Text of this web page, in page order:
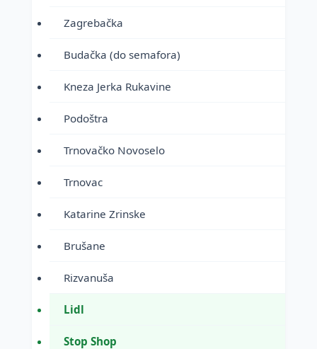
Zagrebačka
Budačka (do semafora)
Kneza Jerka Rukavine
Podoštra
Trnovačko Novoselo
Trnovac
Katarine Zrinske
Brušane
Rizvanuša
Lidl
Stop Shop